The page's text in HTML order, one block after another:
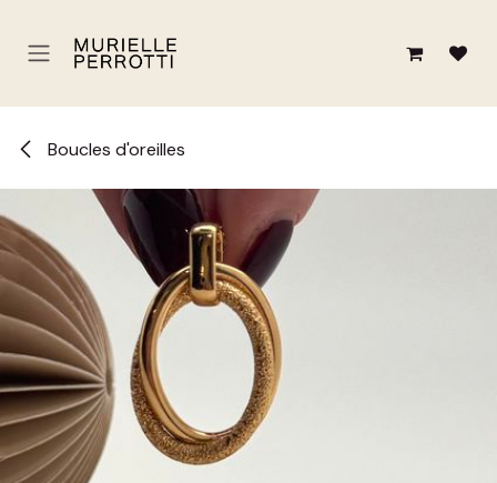
Boucles d'oreilles